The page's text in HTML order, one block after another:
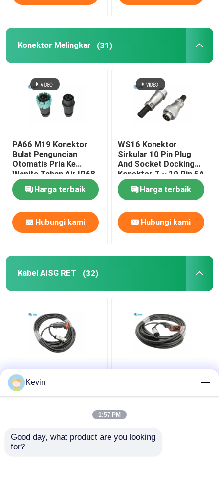
Konektor Penerbangan GX
Konektor D Sub
Konektor MIL-Spec
Konektor Melingkar
Kabel AISG RET
Konektor kabel tahan air
Penyambung HDMI
Konektor Melingkar (31)
PA66 M19 Konektor
Bulat Penguncian
Otomatis Pria Ke
Wanita Tahan Air IP68
Harga terbaik
Hubungi kami
WS16 Konektor
Sirkular 10 Pin Plug
And Socket Docking
Konektor 7 ~ 10 Pin 5A
400V
Harga terbaik
Hubungi kami
Kabel AISG RET (32)
Kabel AISG HUAWEI
Tahan Air DB9 ke M16
8 Pin Female Panjang 5
Kevin
1:57 PM
Good day, what product are you looking
for?